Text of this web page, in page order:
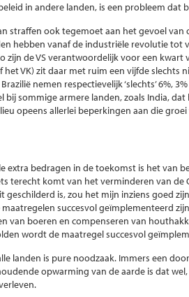
in andere landen, is een probleem dat
straffen ook tegemoet aan het gevoel
hebben vanaf de industriële revolutie
zijn de VS verantwoordelijk voor een kwart
VK) zit daar met ruim een vijfde slechts
nemen respectievelijk ‘slechts’ 6%,
sommige armere landen, zoals India,
opeens allerlei beperkingen aan die
extra bedragen in de toekomst is het van
terecht komt van het verminderen van de
is, zou het mijn inziens goed
succesvol geïmplementeerd
van boeren en compenseren van
wordt de maatregel succesvol
landen is pure noodzaak. Immers een
opwarming van de aarde is dat